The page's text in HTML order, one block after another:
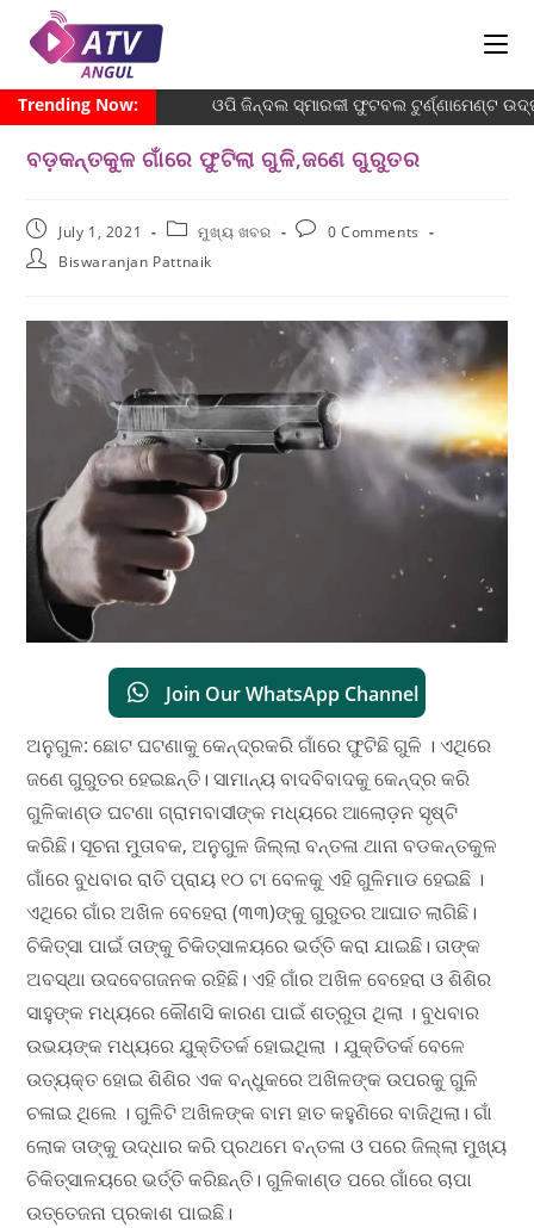
Trending Now: ଓପି ଜିନ୍ଦଲ ସ୍ମାରକୀ ଫୁଟବଲ ଟୁର୍ଣ୍ଣାମେଣ୍ଟ
ବଡ଼କନ୍ତକୁଳ ଗାଁରେ ଫୁଟିଲା ଗୁଳି,ଜଣେ ଗୁରୁତର
July 1, 2021 ମୁଖ୍ୟ ଖବର
0 Comments
Biswaranjan Pattnaik
Join Our WhatsApp Channel
ଅନୁଗୁଳ: ଛୋଟ ଘଟଣାକୁ କେନ୍ଦ୍ରକରି ଗାଁରେ ଫୁଟିଛି ଗୁଳି । ଏଥିରେ
ଜଣେ ଗୁରୁତର ହେଇଛନ୍ତି। ସାମାନ୍ୟ ବାଦବିବାଦକୁ କେନ୍ଦ୍ର କରି
ଗୁଳିକାଣ୍ଡ ଘଟଣା ଗ୍ରାମବାସୀଙ୍କ ମଧ୍ୟରେ ଆଲୋଡ଼ନ ସୃଷ୍ଟି
କରିଛି। ସୂଚନା ମୁତାବକ, ଅନୁଗୁଳ ଜିଲ୍ଲା ବନ୍ତଳା ଥାନା ବଡକନ୍ତକୁଳ
ଗାଁରେ ବୁଧବାର ରାତି ପ୍ରାୟ ୧୦ ଟା ବେଳକୁ ଏହି ଗୁଳିମାଡ ହେଇଛି ।
ଏଥିରେ ଗାଁର ଅଖିଳ ବେହେରା (୩୩)ଙ୍କୁ ଗୁରୁତର ଆଘାତ ଲାଗିଛି।
ଚିକିତ୍ସା ପାଇଁ ତାଙ୍କୁ ଚିକିତ୍ସାଳୟରେ ଭର୍ତ୍ତି କରା ଯାଇଛି। ତାଙ୍କ
ଅବସ୍ଥା ଉଦବେଗଜନକ ରହିଛି। ଏହି ଗାଁର ଅଖିଳ ବେହେରା ଓ ଶିଶିର
ସାହୁଙ୍କ ମଧ୍ୟରେ କୌଣସି କାରଣ ପାଇଁ ଶତ୍ରୁତା ଥିଲା । ବୁଧବାର
ଉଭୟଙ୍କ ମଧ୍ୟରେ ଯୁକ୍ତିତର୍କ ହୋଇଥିଲା । ଯୁକ୍ତିତର୍କ ବେଳେ
ଉତ୍ୟକ୍ତ ହୋଇ ଶିଶିର ଏକ ବନ୍ଧୁକରେ ଅଖିଳଙ୍କ ଉପରକୁ ଗୁଳି
ଚଳାଇ ଥିଲେ । ଗୁଳିଟି ଅଖିଳଙ୍କ ବାମ ହାତ କହୁଣିରେ ବାଜିଥିଲା। ଗାଁ
ଲୋକ ତାଙ୍କୁ ଉଦ୍ଧାର କରି ପ୍ରଥମେ ବନ୍ତଳା ଓ ପରେ ଜିଲ୍ଲା ମୁଖ୍ୟ
ଚିକିତ୍ସାଳୟରେ ଭର୍ତ୍ତି କରିଛନ୍ତି। ଗୁଳିକାଣ୍ଡ ପରେ ଗାଁରେ ଚାପା
ଉତ୍ତେଜନା ପ୍ରକାଶ ପାଇଛି।